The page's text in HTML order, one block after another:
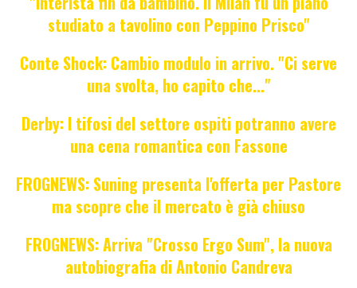
studiato a tavolino con Peppino Prisco"
Conte Shock: Cambio modulo in arrivo. "Ci serve
una svolta, ho capito che..."
Derby: I tifosi del settore ospiti potranno avere
una cena romantica con Fassone
FROGNEWS: Suning presenta l'offerta per Pastore
ma scopre che il mercato è già chiuso
FROGNEWS: Arriva "Crosso Ergo Sum", la nuova
autobiografia di Antonio Candreva